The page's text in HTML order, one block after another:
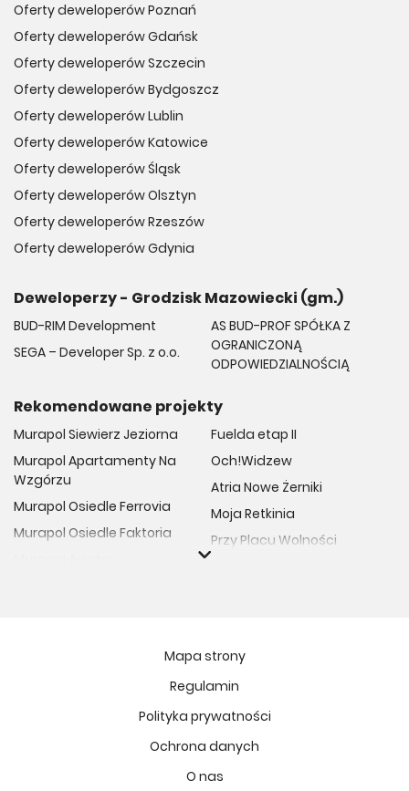
Oferty deweloperów Poznań
Oferty deweloperów Gdańsk
Oferty deweloperów Szczecin
Oferty deweloperów Bydgoszcz
Oferty deweloperów Lublin
Oferty deweloperów Katowice
Oferty deweloperów Śląsk
Oferty deweloperów Olsztyn
Oferty deweloperów Rzeszów
Oferty deweloperów Gdynia
Deweloperzy - Grodzisk Mazowiecki (gm.)
BUD-RIM Development
SEGA – Developer Sp. z o.o.
AS BUD-PROF SPÓŁKA Z
OGRANICZONĄ
ODPOWIEDZIALNOŚCIĄ
Rekomendowane projekty
Murapol Siewierz Jeziorna
Murapol Apartamenty Na
Wzgórzu
Murapol Osiedle Ferrovia
Murapol Osiedle Faktoria
Murapol Osiedle Szafirove
Fuelda etap II
Och!Widzew
Atria Nowe Żerniki
Moja Retkinia
Przy Placu Wolności
Ptasia Vita
Osiedle Lissa
Fort Natura Etap II
Mapa strony
Regulamin
Polityka prywatności
Ochrona danych
O nas